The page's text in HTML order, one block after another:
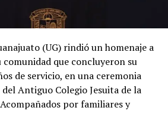
(UG) rindió un homenaje a
que concluyeron su
de servicio, en una ceremonia
Antiguo Colegio Jesuita de la
por familiares y